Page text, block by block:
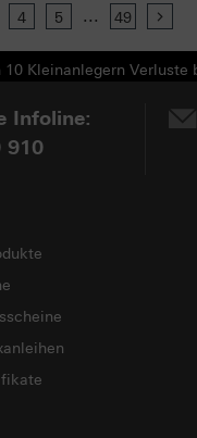
4 5 ... 49
Kleinanlegern
Infoline:
910